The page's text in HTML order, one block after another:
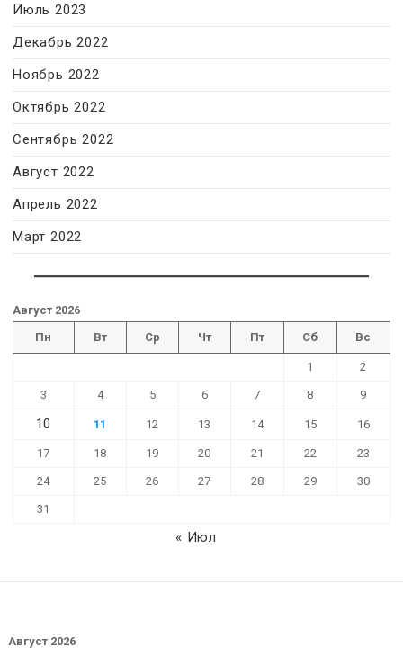
Июль 2023
Декабрь 2022
Ноябрь 2022
Октябрь 2022
Сентябрь 2022
Август 2022
Апрель 2022
Март 2022
Август 2026
Пн
Вт Ср Чт Пт Сб Вс
1 2
3 4 5 6 7 8 9
10 11 12 13 14 15 16
17 18 19 20 21 22 23
24 25 26 27 28 29 30
31
« Июл
Август 2026